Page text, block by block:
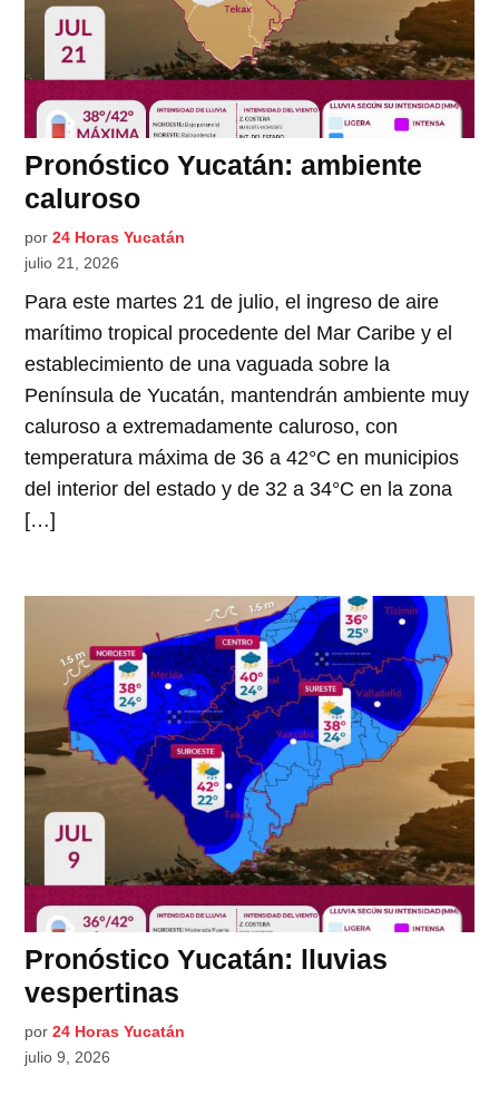
Pronóstico Yucatán: ambiente
caluroso
por 24 Horas Yucatán
julio 21, 2026
Para este martes 21 de julio, el ingreso de aire
marítimo tropical procedente del Mar Caribe y el
establecimiento de una vaguada sobre la
Península de Yucatán, mantendrán ambiente muy
caluroso a extremadamente caluroso, con
temperatura máxima de 36 a 42°C en municipios
del interior del estado y de 32 a 34°C en la zona
[…]
Pronóstico Yucatán: lluvias
vespertinas
por 24 Horas Yucatán
julio 9, 2026